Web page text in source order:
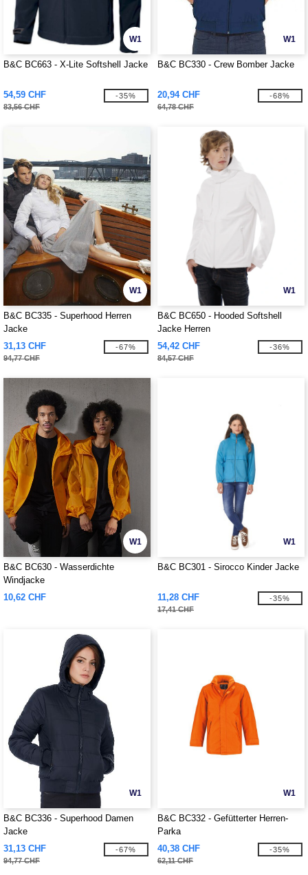
W1
B&C BC663 - X-Lite Softshell Jacke
54,59 CHF
83,56 CHF
-35%
W1
B&C BC330 - Crew Bomber Jacke
20,94 CHF
64,78 CHF
-68%
W1
B&C BC335 - Superhood Herren
Jacke
31,13 CHF
94,77 CHF
-67%
W1
B&C BC650 - Hooded Softshell
Jacke Herren
54,42 CHF
84,57 CHF
-36%
W1
B&C BC630 - Wasserdichte
Windjacke
10,62 CHF
W1
B&C BC301 - Sirocco Kinder Jacke
11,28 CHF
17,41 CHF
-35%
W1
B&C BC336 - Superhood Damen
Jacke
31,13 CHF
94,77 CHF
-67%
W1
B&C BC332 - Gefütterter Herren-
Parka
40,38 CHF
62,11 CHF
-35%